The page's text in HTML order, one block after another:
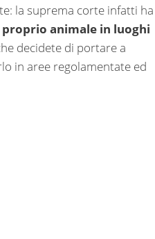
la suprema corte infatti ha
animale in luoghi
decidete di portare a
in aree regolamentate ed